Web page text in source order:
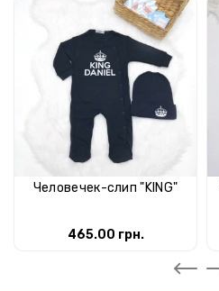
Человечек-слип "KING"
465.00 грн.